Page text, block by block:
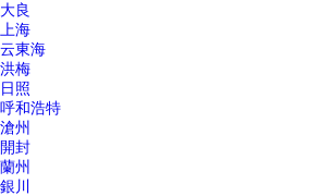
大良
上海
云東海
洪梅
日照
呼和浩特
滄州
開封
蘭州
銀川